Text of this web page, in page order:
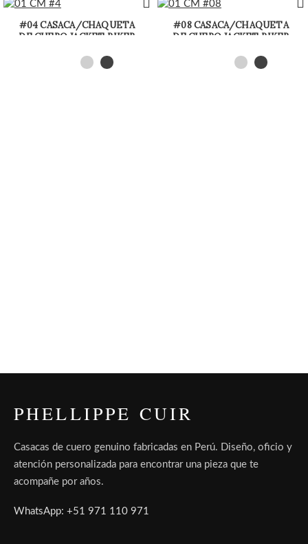
#04 CASACA/CHAQUETA
DE CUERO JACKET BIKER
#08 CASACA/CHAQUETA
DE CUERO JACKET BIKER
PHELLIPPE CUIR
Casacas de cuero genuino fabricadas en Perú. Diseño, oficio y
atención personalizada para encontrar una pieza que te
acompañe por años.
WhatsApp: +51 971 110 971